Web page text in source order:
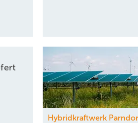
Hybridkraftwerk